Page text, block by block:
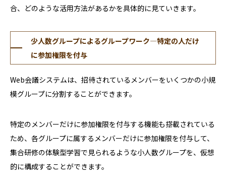
合、どのような活用方法があるかを具体的に見ていきます。
少人数グループによるグループワーク—特定の人だけ
に参加権限を付与
Web会議システムは、招待されているメンバーをいくつかの小規
模グループに分割することができます。
特定のメンバーだけに参加権限を付与する機能も搭載されている
ため、各グループに属するメンバーだけに参加権限を付与して、
集合研修の体験型学習で見られるような小人数グループを、仮想
的に構成することができます。